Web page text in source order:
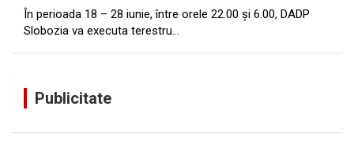
În perioada 18 – 28 iunie, între orele 22.00 și 6.00, DADP
Slobozia va executa terestru…
Publicitate